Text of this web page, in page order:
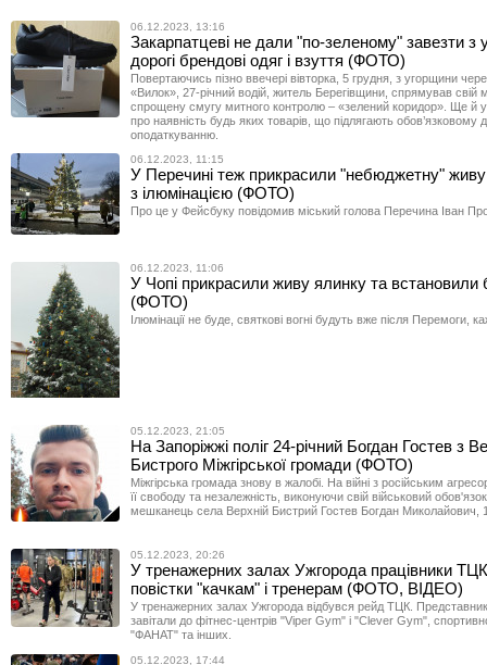
06.12.2023, 13:16
Закарпатцеві не дали "по-зеленому" завезти з
дорогі брендові одяг і взуття (ФОТО)
Повертаючись пізно ввечері вівторка, 5 грудня, з угорщини
«Вилок», 27-річний водій, житель Берегівщини, спрямував свій
спрощену смугу митного контролю – «зелений коридор». Ще й
про наявність будь яких товарів, що підлягають обов’язковому
оподаткуванню.
06.12.2023, 11:15
У Перечині теж прикрасили "небюджетну"
з ілюмінацією (ФОТО)
Про це у Фейсбуку повідомив міський голова Перечина Іван
06.12.2023, 11:06
У Чопі прикрасили живу ялинку та встановили
(ФОТО)
Ілюмінації не буде, святкові вогні будуть вже після Перемоги,
05.12.2023, 21:05
На Запоріжжі поліг 24-річний Богдан Гостев з
Бистрого Міжгірської громади (ФОТО)
Міжгірська громада знову в жалобі. На війні з російським
її свободу та незалежність, виконуючи свій військовий
мешканець села Верхній Бистрий Гостев Богдан Миколайович,
05.12.2023, 20:26
У тренажерних залах Ужгорода працівники
повістки "качкам" і тренерам (ФОТО, ВІДЕО)
У тренажерних залах Ужгорода відбувся рейд ТЦК.
завітали до фітнес-центрів "Viper Gym" і "Clever Gym",
"ФАНАТ" та інших.
05.12.2023, 17:44